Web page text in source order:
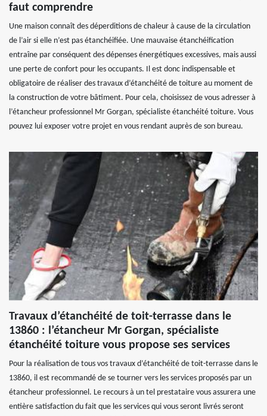
faut comprendre
Une maison connaît des déperditions de chaleur à cause de la circulation
de l’air si elle n’est pas étanchéifiée. Une mauvaise étanchéification
entraîne par conséquent des dépenses énergétiques excessives, mais aussi
une perte de confort pour les occupants. Il est donc indispensable et
obligatoire de réaliser des travaux d’étanchéité de toiture au moment de
la construction de votre bâtiment. Pour cela, choisissez de vous adresser à
l’étancheur professionnel Mr Gorgan, spécialiste étanchéité toiture. Vous
pouvez lui exposer votre projet en vous rendant auprès de son bureau.
Travaux d’étanchéité de toit-terrasse dans le
13860 : l’étancheur Mr Gorgan, spécialiste
étanchéité toiture vous propose ses services
Pour la réalisation de tous vos travaux d’étanchéité de toit-terrasse dans le
13860, il est recommandé de se tourner vers les services proposés par un
étancheur professionnel. Le recours à un tel prestataire vous assurera une
entière satisfaction du fait que les services qui vous seront livrés seront